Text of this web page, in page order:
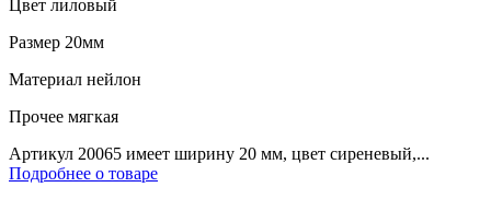
Цвет лиловый
Размер 20мм
Материал нейлон
Прочее мягкая
Артикул 20065 имеет ширину 20 мм, цвет сиреневый,...
Подробнее о товаре